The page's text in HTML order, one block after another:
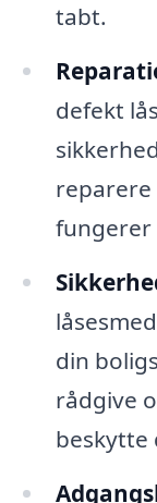
tabt.
defekt
reparere
fungerer
din
rådgive
beskytte